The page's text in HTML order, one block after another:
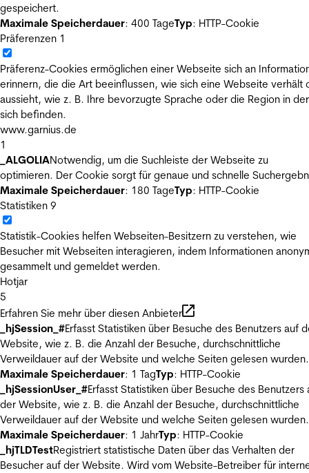
gespeichert.
Maximale Speicherdauer: 400 TageTyp: HTTP-Cookie
Präferenzen 1
Präferenz-Cookies ermöglichen einer Webseite sich an
erinnern, die die Art beeinflussen, wie sich eine Webseite verhält
aussieht, wie z. B. Ihre bevorzugte Sprache oder die Region in
sich befinden.
www.garnius.de
1
_ALGOLIANotwendig, um die Suchleiste der Webseite zu
optimieren. Der Cookie sorgt für genaue und schnelle
Maximale Speicherdauer: 180 TageTyp: HTTP-Cookie
Statistiken 9
Statistik-Cookies helfen Webseiten-Besitzern zu verstehen, wie
Besucher mit Webseiten interagieren, indem Informationen
gesammelt und gemeldet werden.
Hotjar
5
Erfahren Sie mehr über diesen Anbieter
_hjSession_#Erfasst Statistiken über Besuche des Benutzers auf
Website, wie z. B. die Anzahl der Besuche, durchschnittliche
Verweildauer auf der Website und welche Seiten gelesen wurden.
Maximale Speicherdauer: 1 TagTyp: HTTP-Cookie
_hjSessionUser_#Erfasst Statistiken über Besuche des Benutzers
der Website, wie z. B. die Anzahl der Besuche, durchschnittliche
Verweildauer auf der Website und welche Seiten gelesen wurden.
Maximale Speicherdauer: 1 JahrTyp: HTTP-Cookie
_hjTLDTestRegistriert statistische Daten über das Verhalten der
Besucher auf der Website. Wird vom Website-Betreiber für